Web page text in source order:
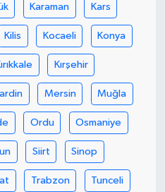
Karaman Kars
Kilis Kocaeli Konya
Kırşehir
Mersin Muğla
Ordu Osmaniye
Siirt Sinop
Trabzon Tunceli